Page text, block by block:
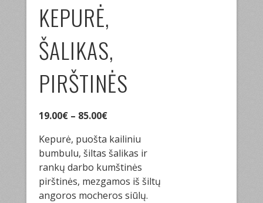
KEPURĖ,
ŠALIKAS,
PIRŠTINĖS
19.00€ – 85.00€
Kepurė, puošta kailiniu
bumbulu, šiltas šalikas ir
rankų darbo kumštinės
pirštinės, mezgamos iš šiltų
angoros mocheros siūlų.